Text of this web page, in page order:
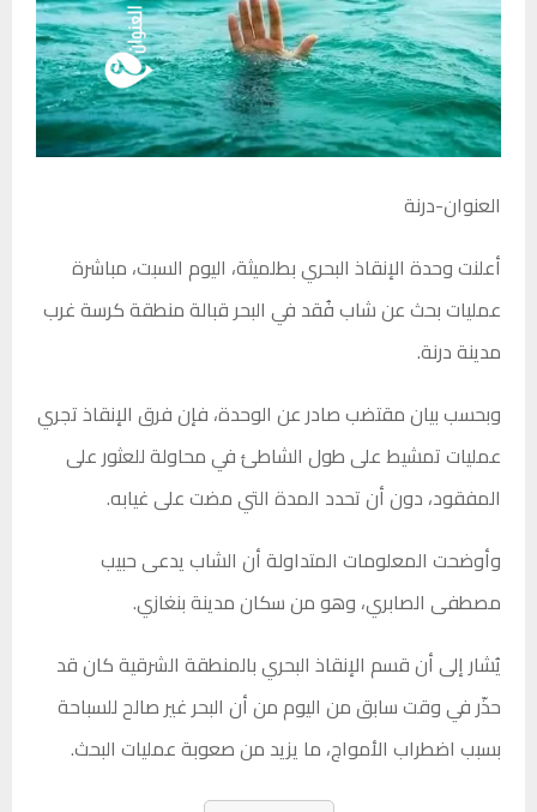
العنوان-درنة
أعلنت وحدة الإنقاذ البحري بطلميثة، اليوم السبت، مباشرة
عمليات بحث عن شاب فُقد في البحر قبالة منطقة كرسة غرب
مدينة درنة.
وبحسب بيان مقتضب صادر عن الوحدة، فإن فرق الإنقاذ تجري
عمليات تمشيط على طول الشاطئ في محاولة للعثور على
المفقود، دون أن تحدد المدة التي مضت على غيابه.
وأوضحت المعلومات المتداولة أن الشاب يدعى حبيب
مصطفى الصابري، وهو من سكان مدينة بنغازي.
يُشار إلى أن قسم الإنقاذ البحري بالمنطقة الشرقية كان قد
حذّر في وقت سابق من اليوم من أن البحر غير صالح للسباحة
بسبب اضطراب الأمواج، ما يزيد من صعوبة عمليات البحث.